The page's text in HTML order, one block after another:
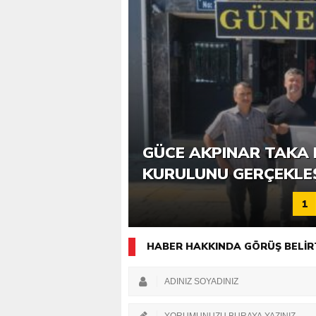
6. GÜCE TEKKEKÖY
KATILIMLA
GÜCE AKPINAR TAKA
KURULUNU
1
HABER HAKKINDA GÖRÜŞ